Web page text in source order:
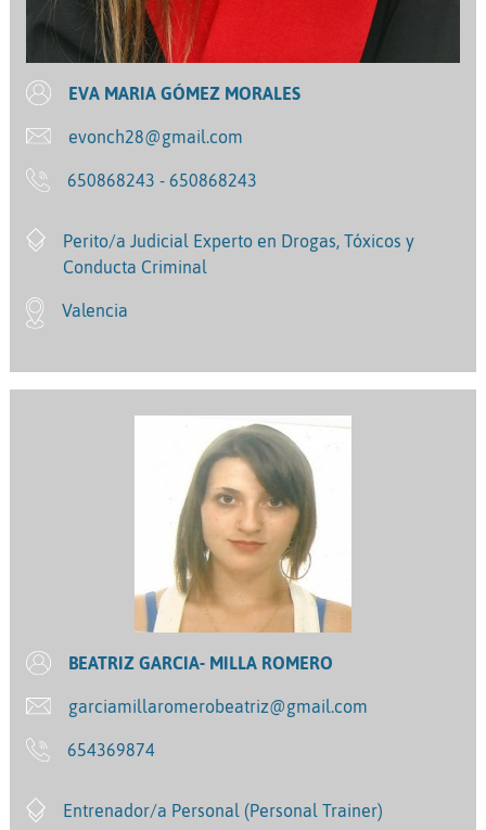
EVA MARIA GÓMEZ MORALES
evonch28@gmail.com
650868243 - 650868243
Perito/a Judicial Experto en Drogas, Tóxicos y
Conducta Criminal
Valencia
BEATRIZ GARCIA- MILLA ROMERO
garciamillaromerobeatriz@gmail.com
654369874
Entrenador/a Personal (Personal Trainer)